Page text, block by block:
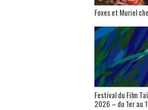
Foxes et Muriel
Festival du Film
2026 – du 1er au